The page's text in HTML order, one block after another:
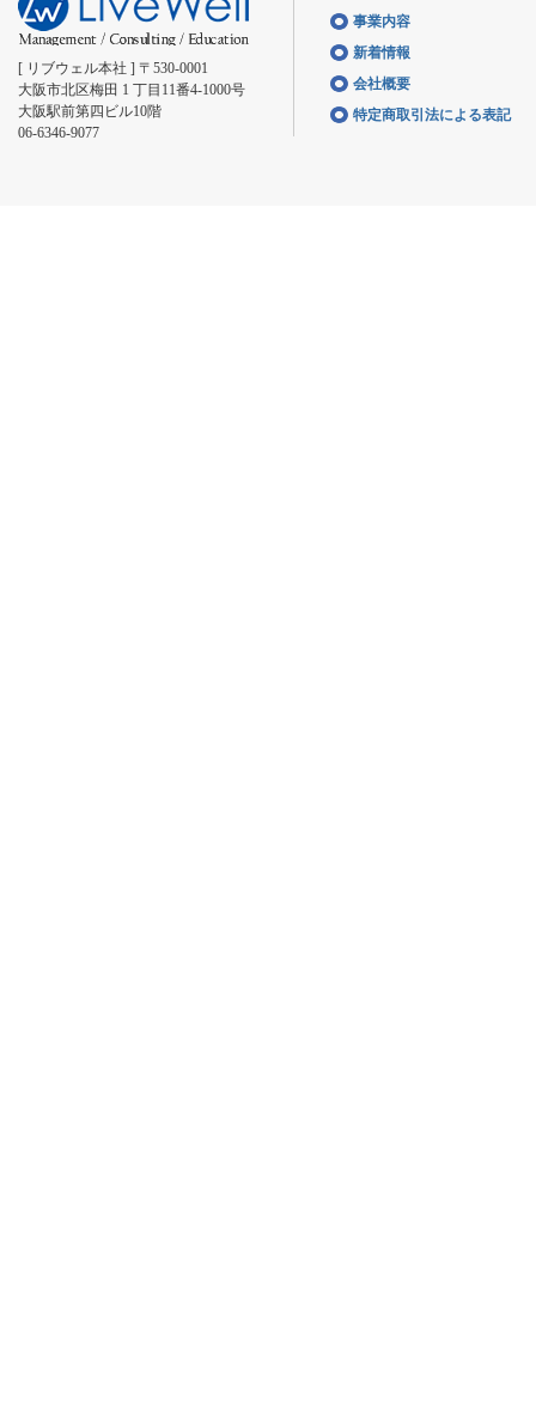
[ リブウェル本社 ] 〒530-0001
大阪市北区梅田 1 丁目11番4-1000号
大阪駅前第四ビル10階
06-6346-9077
事業内容
新着情報
会社概要
特定商取引法による表記